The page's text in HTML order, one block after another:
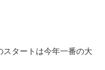
スタートは今年一番の大